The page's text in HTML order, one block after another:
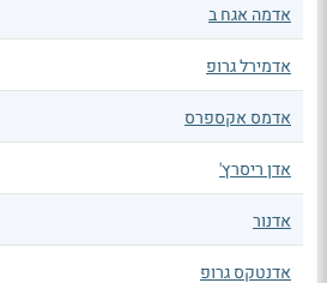
אדמה אגח ב
אדמירל גרופ
אדמס אקספרס
אדן ריסרץ'
אדנור
אדנטקס גרופ